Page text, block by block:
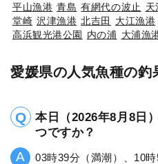
平山漁港 青島 有網代の波止 天
堂崎 沢津漁港 北吉田 大江漁港
高浜観光港公園 内の浦 大浦漁
愛媛県の人気魚種の釣
本日（2026年8月8日
つですか？
03時39分（満潮）、10